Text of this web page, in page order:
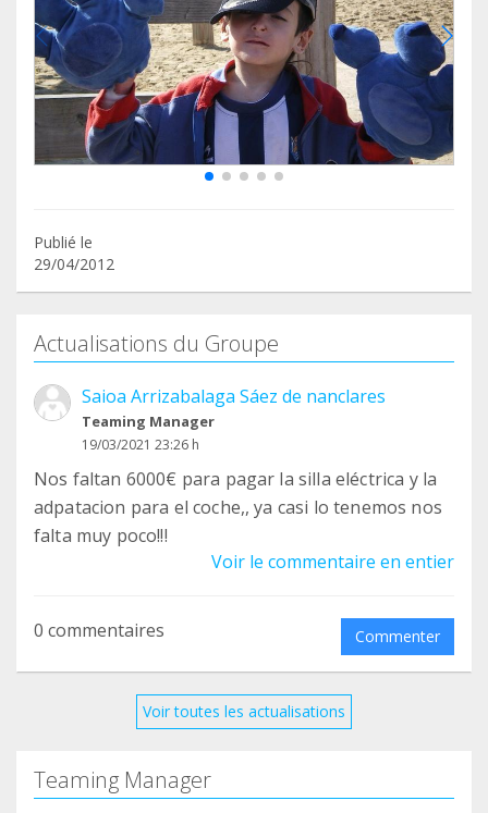
Publié le
29/04/2012
Actualisations du Groupe
Saioa Arrizabalaga Sáez de nanclares
Teaming Manager
19/03/2021 23:26 h
Nos faltan 6000€ para pagar la silla eléctrica y la
adpatacion para el coche,, ya casi lo tenemos nos
falta muy poco!!!
Voir le commentaire en entier
0 commentaires Commenter
Voir toutes les actualisations
Teaming Manager